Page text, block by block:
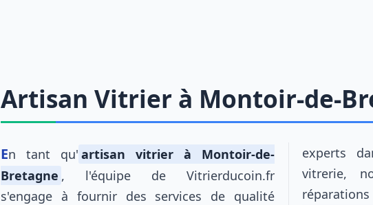
Artisan Vitrier à Montoir-de-
En tant qu' artisan vitrier à Montoir-de-
Bretagne , l'équipe de Vitrierducoin.fr
s'engage à fournir des services de qualité
experts
vitrerie,